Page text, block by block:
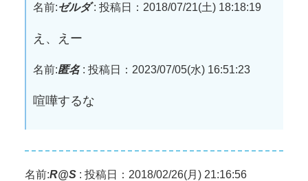
名前:ゼルダ: 投稿日：2018/07/21(土) 18:18:19
え、えー
名前:匿名: 投稿日：2023/07/05(水) 16:51:23
喧嘩するな
名前:R@S : 投稿日：2018/02/26(月) 21:16:56